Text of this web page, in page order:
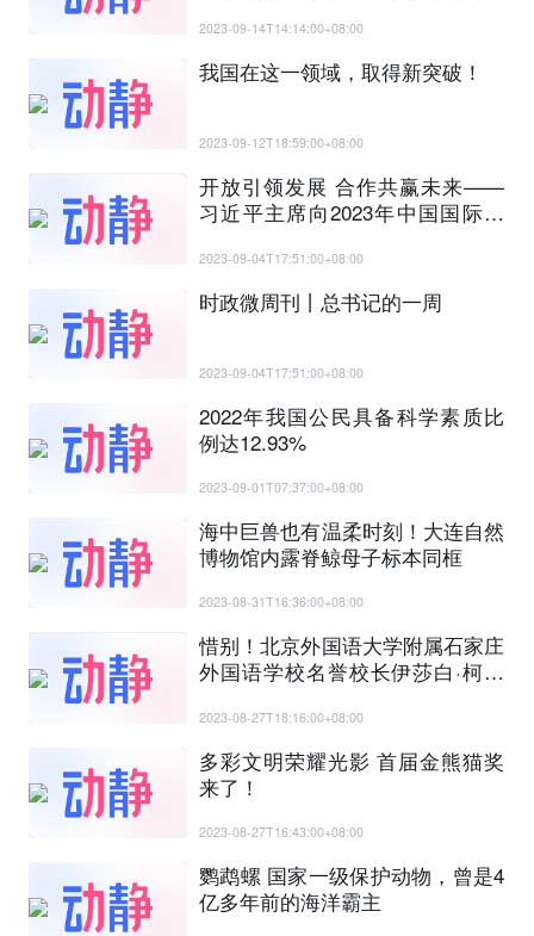
2023-09-14T14:14:00+08:00
我国在这一领域，取得新突破！
2023-09-12T18:59:00+08:00
开放引领发展 合作共赢未来——
习近平主席向2023年中国国际服
表视频致辞引发热烈反响
2023-09-04T17:51:00+08:00
时政微周刊丨总书记的一周
2023-09-04T17:51:00+08:00
2022年我国公民具备科学素质比
例达12.93%
2023-09-01T07:37:00+08:00
海中巨兽也有温柔时刻！大连自然
博物馆内露脊鲸母子标本同框
2023-08-31T16:36:00+08:00
惜别！北京外国语大学附属石家庄
外国语学校名誉校长伊莎白·柯鲁
2023-08-27T18:16:00+08:00
多彩文明荣耀光影 首届金熊猫奖
来了！
2023-08-27T16:43:00+08:00
鹦鹉螺 国家一级保护动物，曾是4
亿多年前的海洋霸主